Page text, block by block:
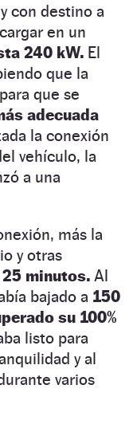
con destino a
en un
240 kW. El
que la
que se
adecuada
la conexión
vehículo, la
a una
más la
y otras
25 minutos. Al
bajado a 150
su 100%
listo para
y al
varios